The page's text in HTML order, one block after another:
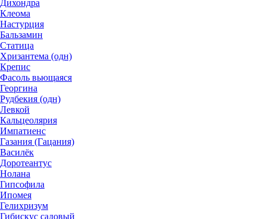
Дихондра
Клеома
Настурция
Бальзамин
Статица
Хризантема (одн)
Крепис
Фасоль вьющаяся
Георгина
Рудбекия (одн)
Левкой
Кальцеолярия
Импатиенс
Газания (Гацания)
Василёк
Доротеантус
Нолана
Гипсофила
Ипомея
Гелихризум
Гибискус садовый